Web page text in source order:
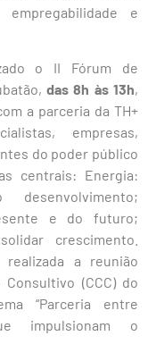
e
o II Fórum de
das 8h às 13h,
a parceria da TH+
empresas,
do poder público
centrais: Energia:
e do futuro;
crescimento.
a reunião
(CCC) do
“Parceria entre
impulsionam o